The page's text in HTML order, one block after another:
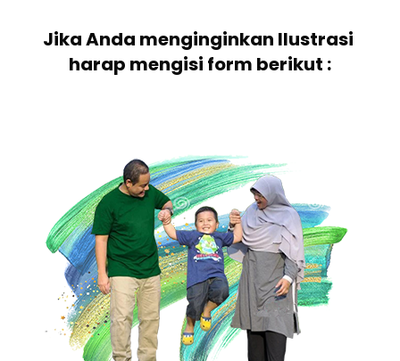
Jika Anda menginginkan Ilustrasi
harap mengisi form berikut :